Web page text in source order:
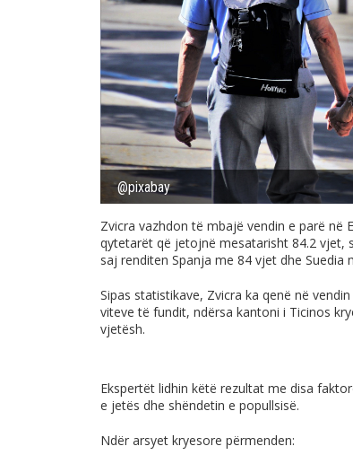
@pixabay
Zvicra vazhdon të mbajë vendin e parë në
qytetarët që jetojnë mesatarisht 84.2 vjet,
saj renditen Spanja me 84 vjet dhe Suedia
Sipas statistikave, Zvicra ka qenë në
viteve të fundit, ndërsa kantoni i Ticinos
vjetësh.
Ekspertët lidhin këtë rezultat me disa
e jetës dhe shëndetin e popullsisë.
Ndër arsyet kryesore përmenden: